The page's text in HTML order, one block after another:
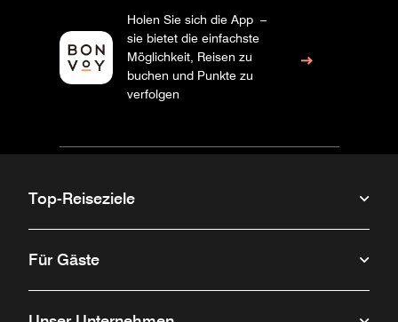
Holen Sie sich die App –
sie bietet die einfachste
Möglichkeit, Reisen zu
buchen und Punkte zu
verfolgen
Top-Reiseziele
Für Gäste